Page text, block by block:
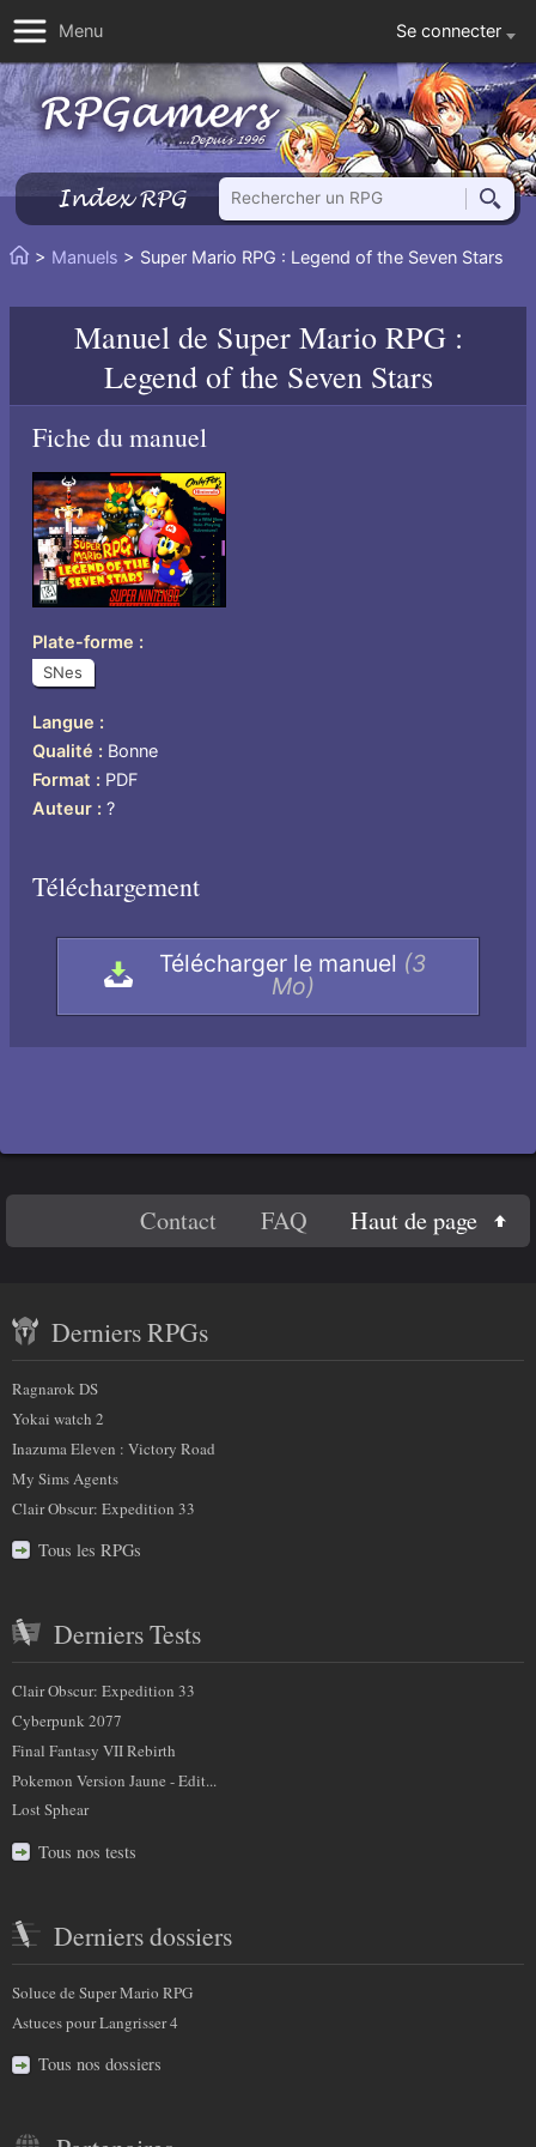
Menu Se connecter
Index RPG
Rechercher un RPG
Vous
> Manuels > Super Mario RPG : Legend of the Seven Stars
Manuel de Super Mario RPG :
Legend of the Seven Stars
Fiche du manuel
Plate-forme
SNes
Langue
US
Qualité
Bonne
Format
PDF
Auteur
?
Téléchargement
Télécharger le manuel (3
Mo)
savoir
plus
sur
nous
Contact FAQ Haut de page
récent
et
partenaires
Derniers RPGs
Ragnarok DS
Yokai watch 2
Inazuma Eleven : Victory Road
My Sims Agents
Clair Obscur: Expedition 33
Tous les RPGs
Derniers Tests
Clair Obscur: Expedition 33
Cyberpunk 2077
Final Fantasy VII Rebirth
Pokemon Version Jaune - Edit...
Lost Sphear
Tous nos tests
Derniers dossiers
Soluce de Super Mario RPG
Astuces pour Langrisser 4
Tous nos dossiers